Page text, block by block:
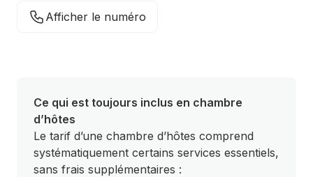
Afficher le numéro
Ce qui est toujours inclus en chambre
d’hôtes
Le tarif d’une chambre d’hôtes comprend
systématiquement certains services essentiels,
sans frais supplémentaires :